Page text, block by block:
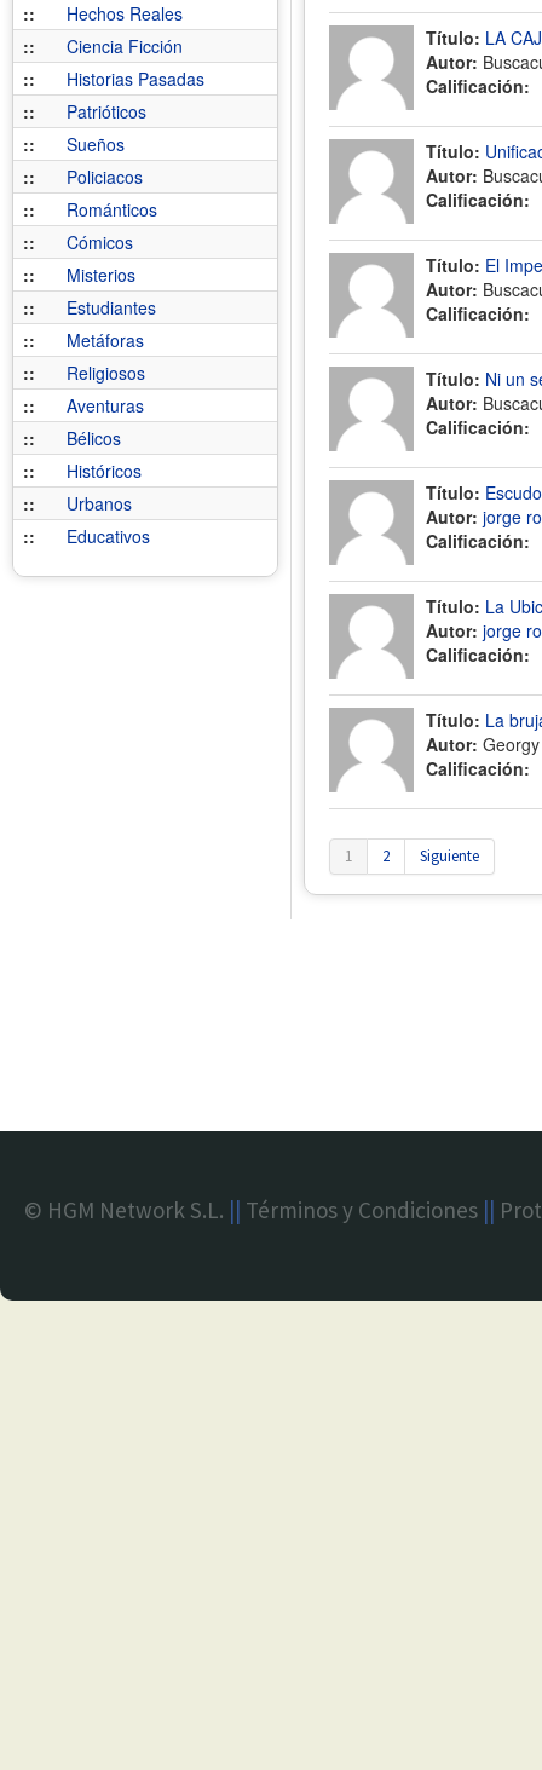
::
Hechos Reales
::
Ciencia Ficción
::
Historias Pasadas
::
Patrióticos
::
Sueños
::
Policiacos
::
Románticos
::
Cómicos
::
Misterios
::
Estudiantes
::
Metáforas
::
Religiosos
::
Aventuras
::
Bélicos
::
Históricos
::
Urbanos
::
Educativos
Título: LA
Autor:
Calificación:
Título:
Autor:
Calificación:
Título: El
Autor:
Calificación:
Título: Ni un
Autor:
Calificación:
Título:
Autor: jorge
Calificación:
Título: La
Autor: jorge
Calificación:
Título: La
Autor:
Calificación:
1 2 Siguiente
© HGM Network S.L. || Términos y Condiciones ||